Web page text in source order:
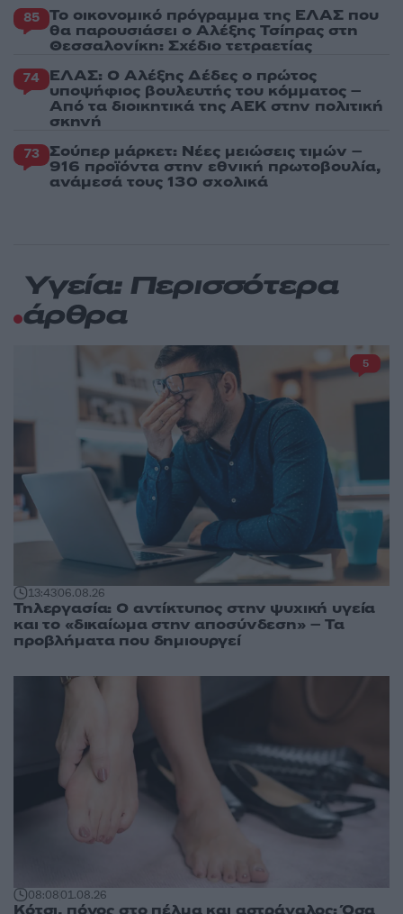
85 Το οικονομικό πρόγραμμα της ΕΛΑΣ που
θα παρουσιάσει ο Αλέξης Τσίπρας στη
Θεσσαλονίκη: Σχέδιο τετραετίας
74 ΕΛΑΣ: Ο Αλέξης Δέδες ο πρώτος
υποψήφιος βουλευτής του κόμματος –
Από τα διοικητικά της ΑΕΚ στην πολιτική
σκηνή
73 Σούπερ μάρκετ: Νέες μειώσεις τιμών –
916 προϊόντα στην εθνική πρωτοβουλία,
ανάμεσά τους 130 σχολικά
Υγεία: Περισσότερα
άρθρα
13:4306.08.26
Τηλεργασία: Ο αντίκτυπος στην ψυχική υγεία
και το «δικαίωμα στην αποσύνδεση» – Τα
προβλήματα που δημιουργεί
5
08:0801.08.26